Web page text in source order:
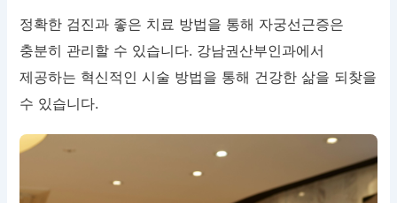
정확한 검진과 좋은 치료 방법을 통해 자궁선근증은
충분히 관리할 수 있습니다. 강남권산부인과에서
제공하는 혁신적인 시술 방법을 통해 건강한 삶을 되찾을
수 있습니다.